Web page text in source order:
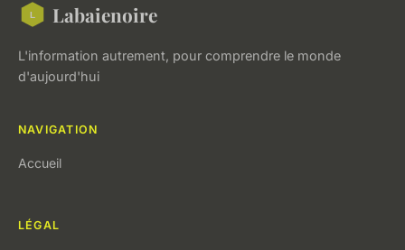
Labaienoire
L'information autrement, pour comprendre le monde
d'aujourd'hui
NAVIGATION
Accueil
LÉGAL